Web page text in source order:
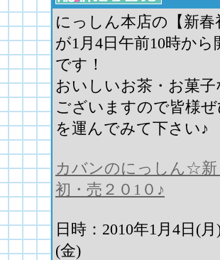
にっしん本店の【新春
が1月4日午前10時から
です！
おいしいお茶・お菓子
ございますので皆様
を運んでみて下さい♪
カバンのにっしん☆新
初・売２０1０♪
日時：2010年1月4日(
(金)